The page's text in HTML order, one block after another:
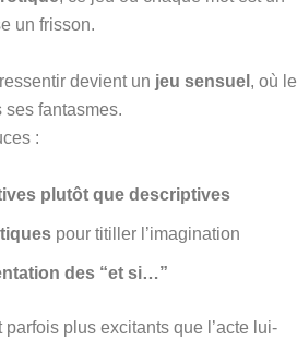
un frisson.
devient un jeu sensuel , où le
fantasmes.
:
plutôt que descriptives
pour titiller l’imagination
des “et si…”
plus excitants que l’acte lui-